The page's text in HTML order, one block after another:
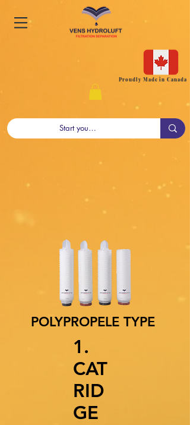
Proudly Made in Canada
POLYPROPELE TYPE
1.
CAT
RID
GE